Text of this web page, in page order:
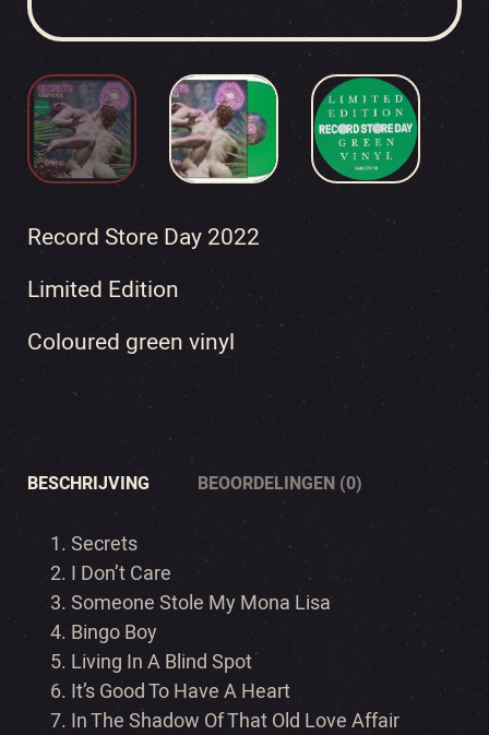
Record Store Day 2022
Limited Edition
Coloured green vinyl
BESCHRIJVING BEOORDELINGEN (0)
Secrets
I Don’t Care
Someone Stole My Mona Lisa
Bingo Boy
Living In A Blind Spot
It’s Good To Have A Heart
In The Shadow Of That Old Love Affair